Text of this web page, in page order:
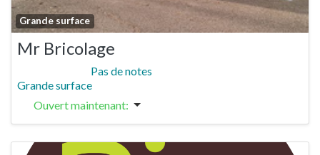
Grande surface
Mr Bricolage
Pas de notes
Grande surface
Ouvert maintenant: